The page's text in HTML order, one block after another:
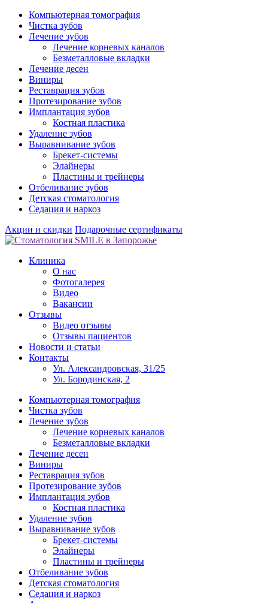
Компьютерная томография
Чистка зубов
Лечение зубов
Лечение корневых каналов
Безметалловые вкладки
Лечение десен
Виниры
Реставрация зубов
Протезирование зубов
Имплантация зубов
Костная пластика
Удаление зубов
Выравнивание зубов
Брекет-системы
Элайнеры
Пластины и трейнеры
Отбеливание зубов
Детская стоматология
Седация и наркоз
Акции и скидки Подарочные сертификаты
Клиника
О нас
Фотогалерея
Видео
Вакансии
Отзывы
Видео отзывы
Отзывы пациентов
Новости и статьи
Контакты
Ул. Александровская, 31/25
Ул. Бородинская, 2
Компьютерная томография
Чистка зубов
Лечение зубов
Лечение корневых каналов
Безметалловые вкладки
Лечение десен
Виниры
Реставрация зубов
Протезирование зубов
Имплантация зубов
Костная пластика
Удаление зубов
Выравнивание зубов
Брекет-системы
Элайнеры
Пластины и трейнеры
Отбеливание зубов
Детская стоматология
Седация и наркоз